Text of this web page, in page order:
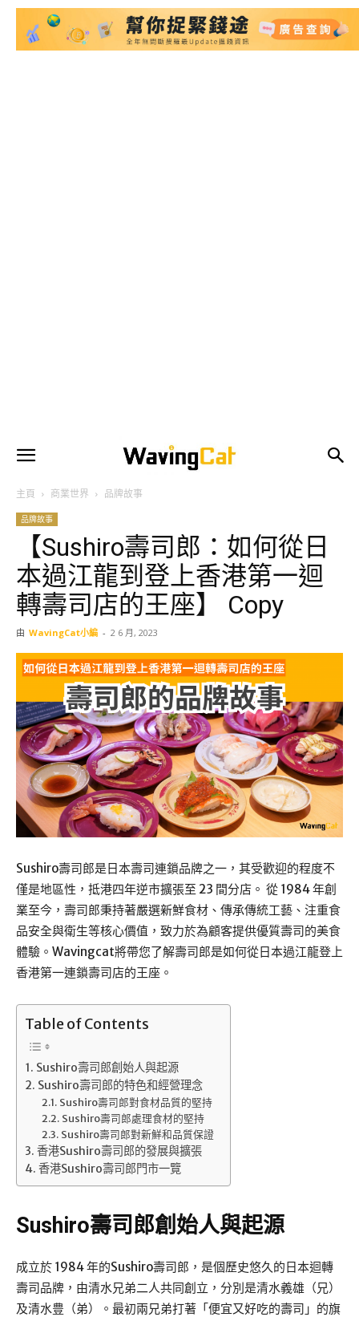
主頁 商業世界 品牌故事
品牌故事
【Sushiro壽司郎：如何從日
本過江龍到登上香港第一迴
轉壽司店的王座】 Copy
由 WavingCat小編 - 2 6 月, 2023
Sushiro壽司郎是日本壽司連鎖品牌之一，其受歡迎的程度不
僅是地區性，抵港四年逆市擴張至 23 間分店。 從 1984 年創
業至今，壽司郎秉持著嚴選新鮮食材、傳承傳統工藝、注重食
品安全與衛生等核心價值，致力於為顧客提供優質壽司的美食
體驗。Wavingcat將帶您了解壽司郎是如何從日本過江龍登上
香港第一連鎖壽司店的王座。
Table of Contents
Sushiro壽司郎創始人與起源
Sushiro壽司郎的特色和經營理念
Sushiro壽司郎對食材品質的堅持
Sushiro壽司郎處理食材的堅持
Sushiro壽司郎對新鮮和品質保證
香港Sushiro壽司郎的發展與擴張
香港Sushiro壽司郎門市一覽
Sushiro壽司郎創始人與起源
成立於 1984 年的Sushiro壽司郎，是個歷史悠久的日本迴轉
壽司品牌，由清水兄弟二人共同創立，分別是清水義雄（兄）
及清水豊（弟）。最初兩兄弟打著「便宜又好吃的壽司」的旗